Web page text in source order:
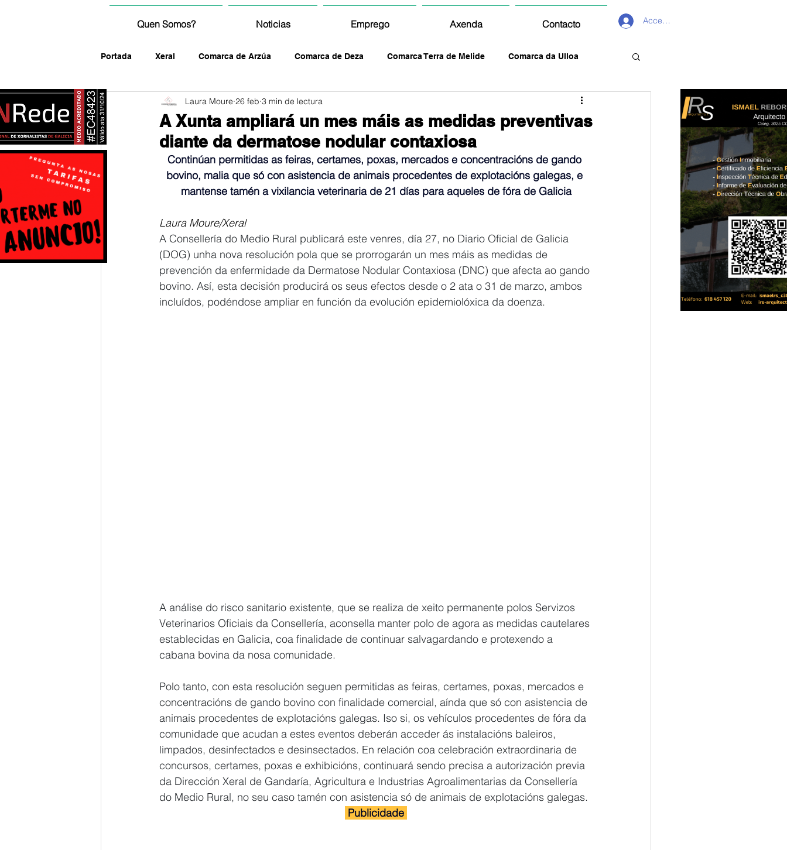
Quen Somos? Noticias Emprego Axenda Contacto Acceder
Portada Xeral Comarca de Arzúa Comarca de Deza Comarca Terra de Melide Comarca da Ulloa
fotografía
A Xunta ampliará un mes máis as medidas preventivas
diante da dermatose nodular contaxiosa
Laura Moure 26 feb 3 min de lectura
Continúan permitidas as feiras, certames, poxas, mercados e concentracións de gando
bovino, malia que só con asistencia de animais procedentes de explotacións galegas, e
mantense tamén a vixilancia veterinaria de 21 días para aqueles de fóra de Galicia
Laura Moure/Xeral
A Consellería do Medio Rural publicará este venres, día 27, no Diario Oficial de Galicia
(DOG) unha nova resolución pola que se prorrogarán un mes máis as medidas de
prevención da enfermidade da Dermatose Nodular Contaxiosa (DNC) que afecta ao gando
bovino. Así, esta decisión producirá os seus efectos desde o 2 ata o 31 de marzo, ambos
incluídos, podéndose ampliar en función da evolución epidemiolóxica da doenza.
A análise do risco sanitario existente, que se realiza de xeito permanente polos Servizos
Veterinarios Oficiais da Consellería, aconsella manter polo de agora as medidas cautelares
establecidas en Galicia, coa finalidade de continuar salvagardando e protexendo a
cabana bovina da nosa comunidade.
Polo tanto, con esta resolución seguen permitidas as feiras, certames, poxas, mercados e
concentracións de gando bovino con finalidade comercial, aínda que só con asistencia de
animais procedentes de explotacións galegas. Iso si, os vehículos procedentes de fóra da
comunidade que acudan a estes eventos deberán acceder ás instalacións baleiros,
limpados, desinfectados e desinsectados. En relación coa celebración extraordinaria de
concursos, certames, poxas e exhibicións, continuará sendo precisa a autorización previa
da Dirección Xeral de Gandaría, Agricultura e Industrias Agroalimentarias da Consellería
do Medio Rural, no seu caso tamén con asistencia só de animais de explotacións galegas.
Publicidade